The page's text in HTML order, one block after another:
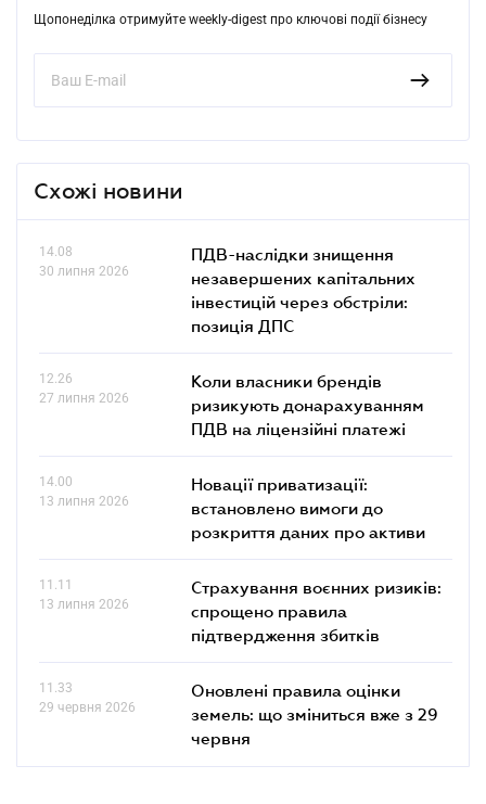
Щопонеділка отримуйте weekly-digest про ключові події бізнесу
Схожі новини
14.08
30 липня 2026
ПДВ-наслідки знищення
незавершених капітальних
інвестицій через обстріли:
позиція ДПС
12.26
27 липня 2026
Коли власники брендів
ризикують донарахуванням
ПДВ на ліцензійні платежі
14.00
13 липня 2026
Новації приватизації:
встановлено вимоги до
розкриття даних про активи
11.11
13 липня 2026
Страхування воєнних ризиків:
спрощено правила
підтвердження збитків
11.33
29 червня 2026
Оновлені правила оцінки
земель: що зміниться вже з 29
червня